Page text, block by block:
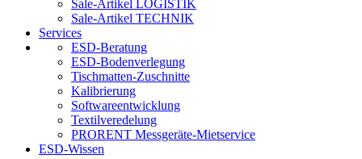
Sale-Artikel LOGISTIK
Sale-Artikel TECHNIK
Services
ESD-Beratung
ESD-Bodenverlegung
Tischmatten-Zuschnitte
Kalibrierung
Softwareentwicklung
Textilveredelung
PRORENT Messgeräte-Mietservice
ESD-Wissen